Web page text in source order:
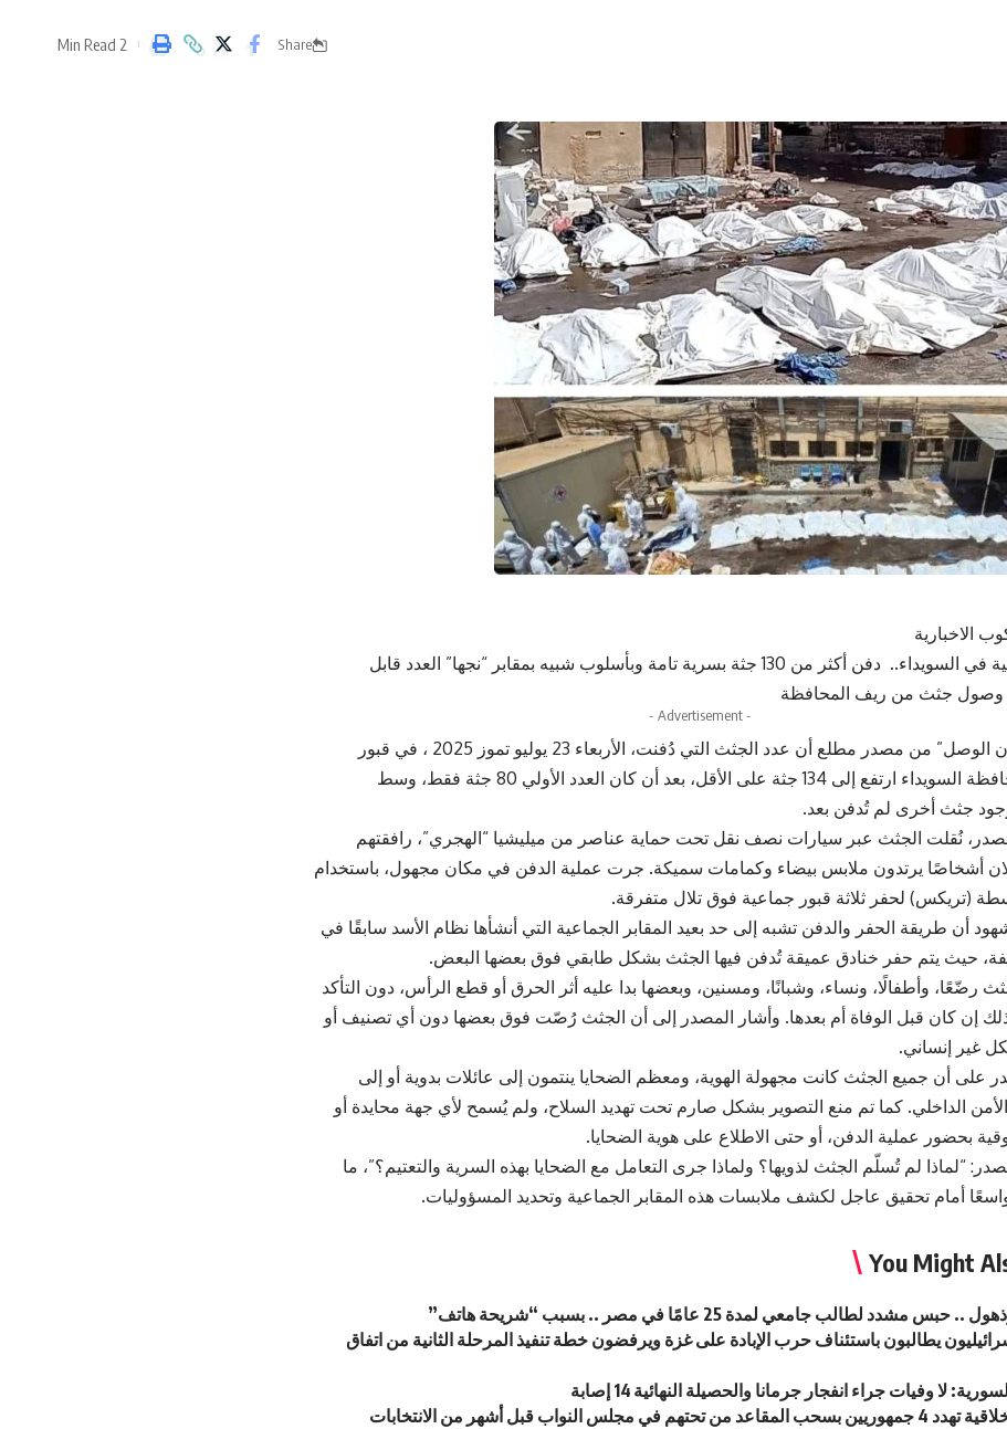
Share
2 Min Read
الاخبارية
في السويداء
.. دفن أكثر من 130 جثة بسرية تامة وبأسلوب شبيه بمقابر “نجها” العدد قابل
وصول جثث من ريف المحافظة
- Advertisement -
علمت “زمان الوصل” من مصدر مطلع أن عدد الجثث التي دُفنت، الأربعاء 23 يوليو تموز 2025 ، في قبور
جماعية بمحافظة السويداء ارتفع إلى 134 جثة على الأقل، بعد أن كان العدد الأولي 80 جثة فقط، وسط
جثث أخرى لم تُدفن بعد.
نُقلت الجثث عبر سيارات نصف نقل تحت حماية عناصر من ميليشيا “الهجري”، رافقتهم
أشخاصًا يرتدون ملابس بيضاء وكمامات سميكة. جرت عملية الدفن في مكان مجهول، باستخدام
(تريكس) لحفر ثلاثة قبور جماعية فوق تلال متفرقة.
أن طريقة الحفر والدفن تشبه إلى حد بعيد المقابر الجماعية التي أنشأها نظام الأسد سابقًا في
حيث يتم حفر خنادق عميقة تُدفن فيها الجثث بشكل طابقي فوق بعضها البعض.
رضّعًا، وأطفالًا، ونساء، وشبانًا، ومسنين، وبعضها بدا عليه أثر الحرق أو قطع الرأس، دون التأكد
إن كان قبل الوفاة أم بعدها. وأشار المصدر إلى أن الجثث رُصّت فوق بعضها دون أي تصنيف أو
غير إنساني.
على أن جميع الجثث كانت مجهولة الهوية، ومعظم الضحايا ينتمون إلى عائلات بدوية أو إلى
الداخلي. كما تم منع التصوير بشكل صارم تحت تهديد السلاح، ولم يُسمح لأي جهة محايدة أو
بحضور عملية الدفن، أو حتى الاطلاع على هوية الضحايا.
“لماذا لم تُسلّم الجثث لذويها؟ ولماذا جرى التعامل مع الضحايا بهذه السرية والتعتيم؟”، ما
أمام تحقيق عاجل لكشف ملابسات هذه المقابر الجماعية وتحديد المسؤوليات.
You Might
مشدد لطالب جامعي لمدة 25 عامًا في مصر .. بسبب “شريحة هاتف”
يطالبون باستئناف حرب الإبادة على غزة ويرفضون خطة تنفيذ المرحلة الثانية من اتفاق
لا وفيات جراء انفجار جرمانا والحصيلة النهائية 14 إصابة
من تحتهم في مجلس النواب قبل أشهر من الانتخابات